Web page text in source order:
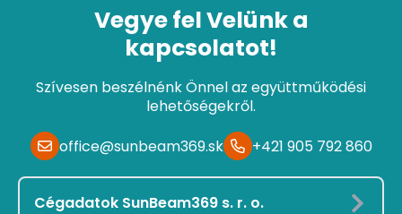
Vegye fel Velünk a
kapcsolatot!
Szívesen beszélnénk Önnel az együttműködési
lehetőségekről.
office@sunbeam369.sk
+421 905 792 860
Cégadatok SunBeam369 s. r. o.